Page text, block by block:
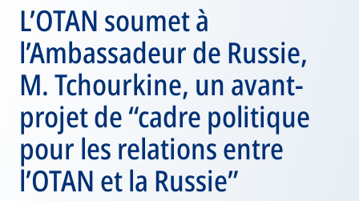
L’OTAN soumet à
l’Ambassadeur de Russie,
M. Tchourkine, un avant-
projet de “cadre politique
pour les relations entre
l’OTAN et la Russie”